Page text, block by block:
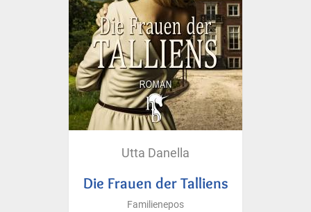
Utta Danella
Die Frauen der Talliens
Familienepos